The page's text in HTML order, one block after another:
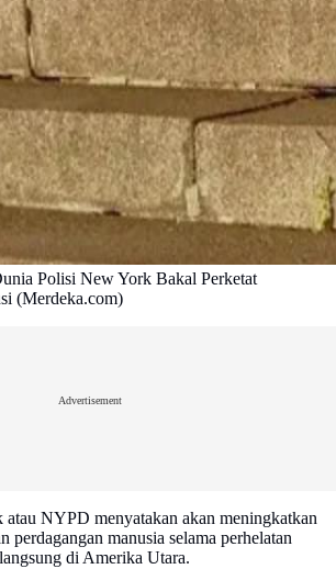
Polisi New York Bakal Perketat
(Merdeka.com)
Advertisement
NYPD menyatakan akan meningkatkan
perdagangan manusia selama perhelatan
di Amerika Utara.